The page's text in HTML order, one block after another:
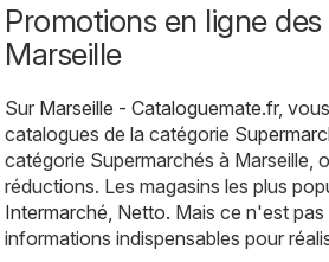
Promotions en ligne
Marseille
Sur Marseille - Cataloguemate.fr,
catalogues de la catégorie
catégorie Supermarchés à Marseille,
réductions. Les magasins les plus
Intermarché Netto. Mais ce n'est
informations indispensables pour